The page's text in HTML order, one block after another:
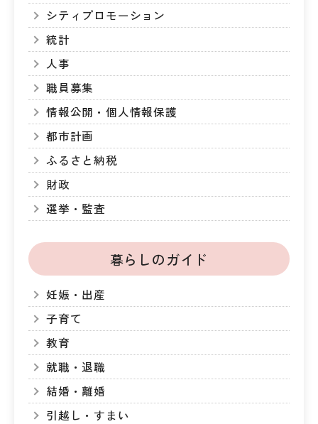
シティプロモーション
統計
人事
職員募集
情報公開・個人情報保護
都市計画
ふるさと納税
財政
選挙・監査
暮らしのガイド
妊娠・出産
子育て
教育
就職・退職
結婚・離婚
引越し・すまい